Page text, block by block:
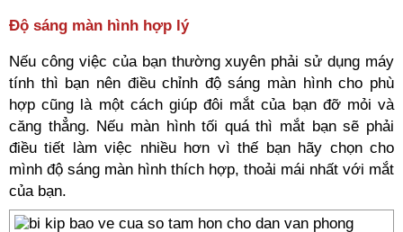
Độ sáng màn hình hợp lý
Nếu công việc của bạn thường xuyên phải sử dụng máy
tính thì bạn nên điều chỉnh độ sáng màn hình cho phù
hợp cũng là một cách giúp đôi mắt của bạn đỡ mỏi và
căng thẳng. Nếu màn hình tối quá thì mắt bạn sẽ phải
điều tiết làm việc nhiều hơn vì thế bạn hãy chọn cho
mình độ sáng màn hình thích hợp, thoải mái nhất với mắt
của bạn.